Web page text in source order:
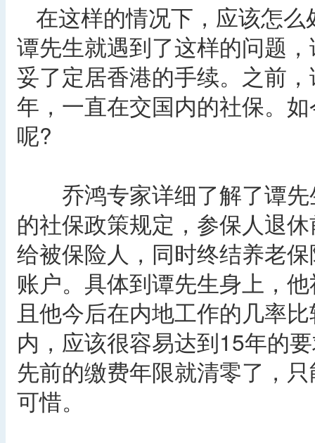
在这样的情况下，应该怎
谭先生就遇到了这样的问题
妥了定居香港的手续。之前
年，一直在交国内的社保。
呢?
乔鸿专家详细了解了谭先
的社保政策规定，参保人退
给被保险人，同时终结养老
账户。具体到谭先生身上，
且他今后在内地工作的几率
内，应该很容易达到15年的
先前的缴费年限就清零了，
可惜。